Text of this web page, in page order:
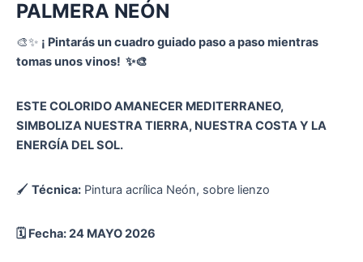
PALMERA NEÓN
🎨✨ ¡ Pintarás un cuadro guiado paso a paso mientras
tomas unos vinos! ✨🎨
ESTE COLORIDO AMANECER MEDITERRANEO,
SIMBOLIZA NUESTRA TIERRA, NUESTRA COSTA Y LA
ENERGÍA DEL SOL.
🖌 Técnica: Pintura acrílica Neón, sobre lienzo
🗓️ Fecha: 24 MAYO 2026
cantidad